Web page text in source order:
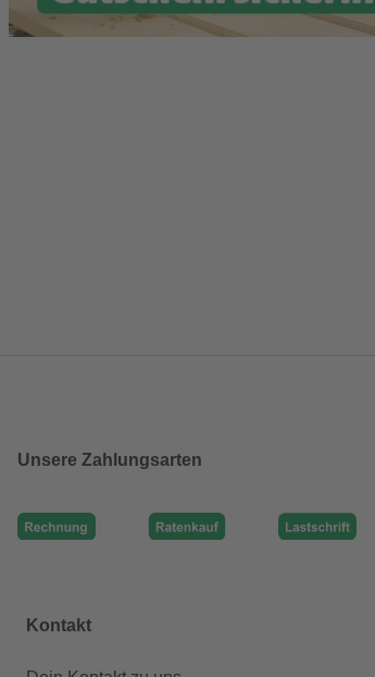
Unsere Zahlungsarten
Kontakt